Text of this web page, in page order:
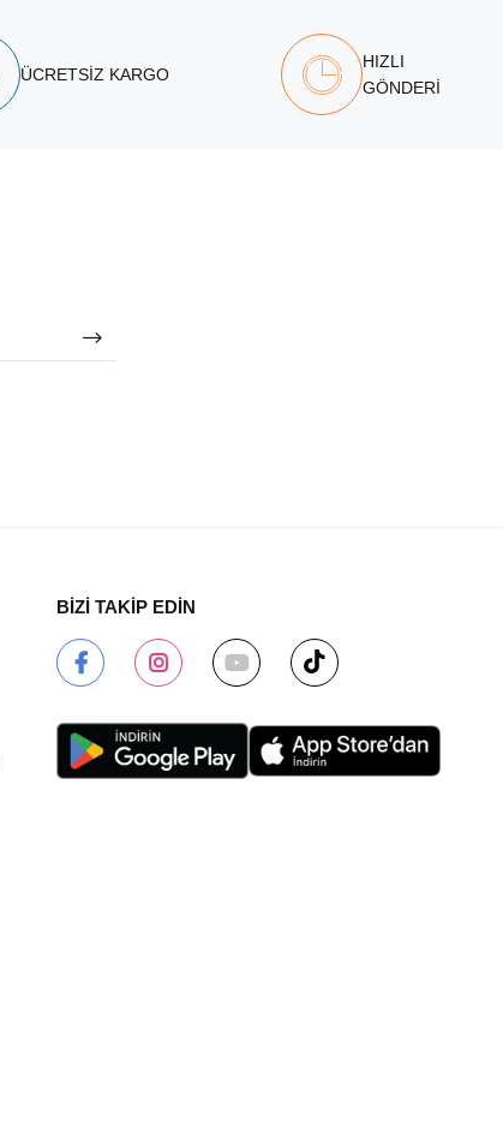
ÜCRETSİZ KARGO
HIZLI
GÖNDERİ
BİZİ TAKİP EDİN